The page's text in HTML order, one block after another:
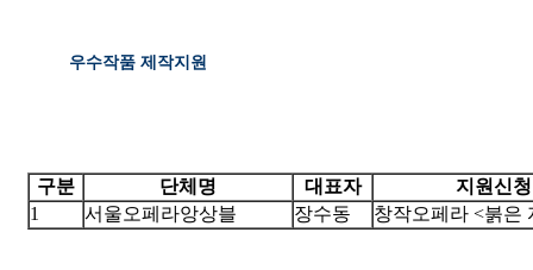
우수작품 제작지원
구분 단체명 대표자
지원신
1
서울오페라앙상블 장수동 창작오페라 <붉은